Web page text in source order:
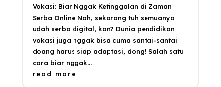
Vokasi: Biar Nggak Ketinggalan di Zaman
Serba Online Nah, sekarang tuh semuanya
udah serba digital, kan? Dunia pendidikan
vokasi juga nggak bisa cuma santai-santai
doang harus siap adaptasi, dong! Salah satu
cara biar nggak...
read more